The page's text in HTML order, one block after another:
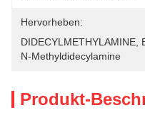
Hervorheben:
DIDECYLMETHYLAMINE
N-Methyldidecylamine
Produkt-